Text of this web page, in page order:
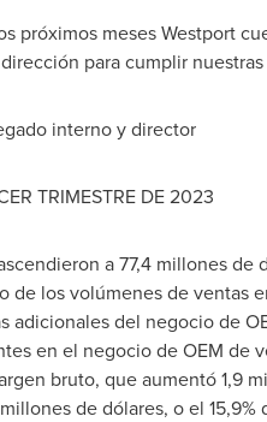
próximos meses Westport
para cumplir
interno y director
TRIMESTRE DE 2023
a 77,4 millones
de los volúmenes de ventas
adicionales del negocio de
en el negocio de OEM de
bruto, que aumentó 1,9
de dólares, o el